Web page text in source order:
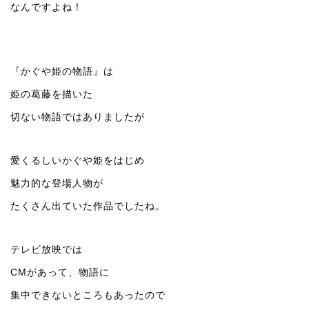
なんですよね！
『かぐや姫の物語』は
姫の葛藤を描いた
切ない物語ではありましたが
愛くるしいかぐや姫をはじめ
魅力的な登場人物が
たくさん出ていた作品でしたね。
テレビ放映では
CMがあって、物語に
集中できないところもあったので